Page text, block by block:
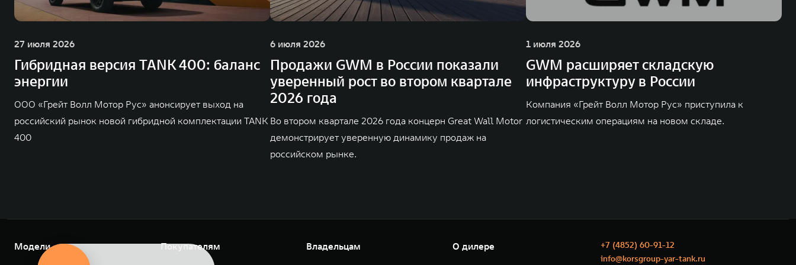
27 июля 2026
Гибридная версия TANK 400: баланс
энергии
ООО «Грейт Волл Мотор Рус» анонсирует выход на
российский рынок новой гибридной комплектации TANK
400
6 июля 2026
Продажи GWM в России показали
уверенный рост во втором квартале
2026 года
Во втором квартале 2026 года концерн Great Wall Motor
демонстрирует уверенную динамику продаж на
российском рынке.
1 июля 2026
GWM расширяет складскую
инфраструктуру в России
Компания «Грейт Волл Мотор Рус» приступила к
логистическим операциям на новом складе.
Модели Покупателям Владельцам О дилере
+7 (4852) 60-91-12
info@korsgroup-yar-tank.ru